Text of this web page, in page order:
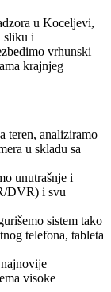
u Koceljevi,
sliku i
vrhunski
krajnjeg
teren, analiziramo
u skladu sa
unutrašnje i
DVR) i svu
sistem tako
telefona, tableta
visoke